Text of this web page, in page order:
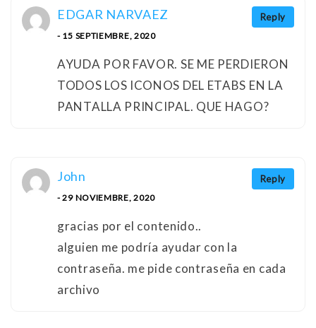
Reply
EDGAR NARVAEZ
- 15 SEPTIEMBRE, 2020
AYUDA POR FAVOR. SE ME PERDIERON
TODOS LOS ICONOS DEL ETABS EN LA
PANTALLA PRINCIPAL. QUE HAGO?
Reply
John
- 29 NOVIEMBRE, 2020
gracias por el contenido..
alguien me podría ayudar con la
contraseña. me pide contraseña en cada
archivo